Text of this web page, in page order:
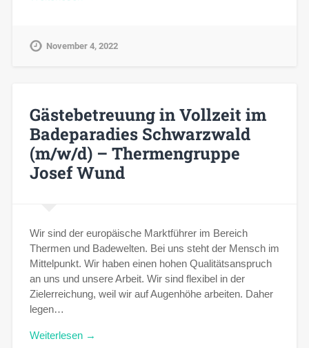
November 4, 2022
Gästebetreuung in Vollzeit im
Badeparadies Schwarzwald
(m/w/d) – Thermengruppe
Josef Wund
Wir sind der europäische Marktführer im Bereich
Thermen und Badewelten. Bei uns steht der Mensch im
Mittelpunkt. Wir haben einen hohen Qualitätsanspruch
an uns und unsere Arbeit. Wir sind flexibel in der
Zielerreichung, weil wir auf Augenhöhe arbeiten. Daher
legen…
Weiterlesen →